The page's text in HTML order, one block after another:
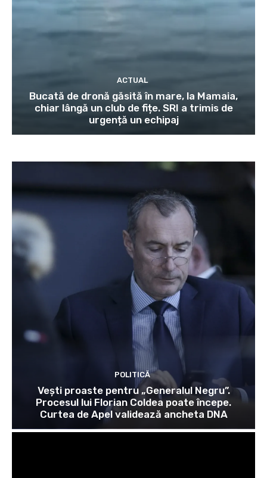
ACTUAL
Bucată de dronă găsită în mare, la Mamaia,
chiar lângă un club de fițe. SRI a trimis de
urgență un echipaj
POLITICĂ
Vești proaste pentru „Generalul Negru”.
Procesul lui Florian Coldea poate începe.
Curtea de Apel validează ancheta DNA